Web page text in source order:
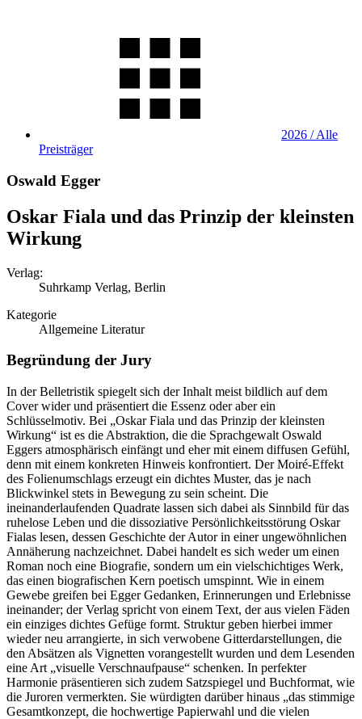
2026 / Alle
Preisträger
Oswald Egger
Oskar Fiala und das Prinzip der kleinsten
Wirkung
Verlag:
Suhrkamp Verlag, Berlin
Kategorie
Allgemeine Literatur
Begründung der Jury
In der Belletristik spiegelt sich der Inhalt meist bildlich auf dem
Cover wider und präsentiert die Essenz oder aber ein
Schlüsselmotiv. Bei „Oskar Fiala und das Prinzip der kleinsten
Wirkung“ ist es die Abstraktion, die die Sprachgewalt Oswald
Eggers atmosphärisch einfängt und eher mit einem diffusen Gefühl,
denn mit einem konkreten Hinweis konfrontiert. Der Moiré-Effekt
des Folienumschlags erzeugt ein dichtes Muster, das je nach
Blickwinkel stets in Bewegung zu sein scheint. Die
ineinanderlaufenden Quadrate lassen sich dabei als Sinnbild für das
ruhelose Leben und die dissoziative Persönlichkeitsstörung Oskar
Fialas lesen, dessen Geschichte der Autor in einer ungewöhnlichen
Annäherung nachzeichnet. Dabei handelt es sich weder um einen
Roman noch eine Biografie, sondern um ein vielschichtiges Werk,
das einen biografischen Kern poetisch umspinnt. Wie in einem
Gewebe greifen bei Egger Gedanken, Erinnerungen und Erlebnisse
ineinander; der Verlag spricht von einem Text, der aus vielen Fäden
ein einziges dichtes Gefüge formt. Struktur geben hierbei immer
wieder neu arrangierte, in sich verwobene Gitterdarstellungen, die
den Absätzen als Vignetten vorangestellt wurden und dem Lesenden
eine Art „visuelle Verschnaufpause“ schenken. In perfekter
Harmonie präsentieren sich zudem Satzspiegel und Buchformat, wie
die Juroren vermerkten. Sie würdigten darüber hinaus „das stimmige
Gesamtkonzept, die hochwertige Papierwahl und die vielen